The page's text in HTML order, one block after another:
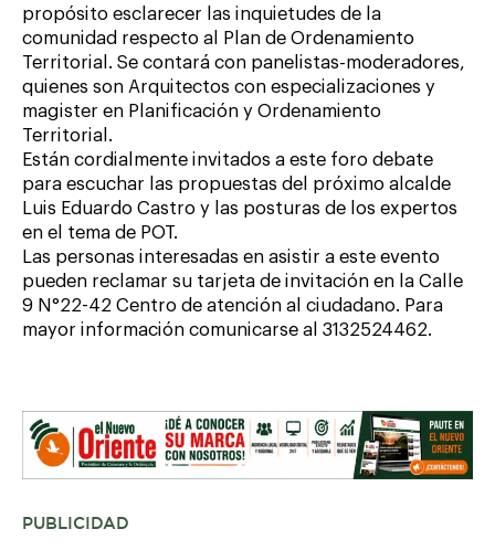
propósito esclarecer las inquietudes de la
comunidad respecto al Plan de Ordenamiento
Territorial. Se contará con panelistas-moderadores,
quienes son Arquitectos con especializaciones y
magister en Planificación y Ordenamiento
Territorial.
Están cordialmente invitados a este foro debate
para escuchar las propuestas del próximo alcalde
Luis Eduardo Castro y las posturas de los expertos
en el tema de POT.
Las personas interesadas en asistir a este evento
pueden reclamar su tarjeta de invitación en la Calle
9 N°22-42 Centro de atención al ciudadano. Para
mayor información comunicarse al 3132524462.
PUBLICIDAD